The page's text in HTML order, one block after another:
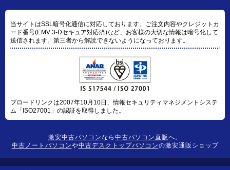
当サイトはSSL暗号化通信に対応しております。ご注文内容やクレジットカ
ード番号(EMV 3-Dセキュア対応済)など、お客様の大切な情報は暗号化して
送信されます。第三者から解読できないようになっております。
ブロードリンクは2007年10月10日、情報セキュリティマネジメントシステ
ム「ISO27001」の認証を取得しました。
激安中古パソコンなら 中古パソコン直販へ。
中古ノートパソコンや中古デスクトップパソコンの激安通販ショップ